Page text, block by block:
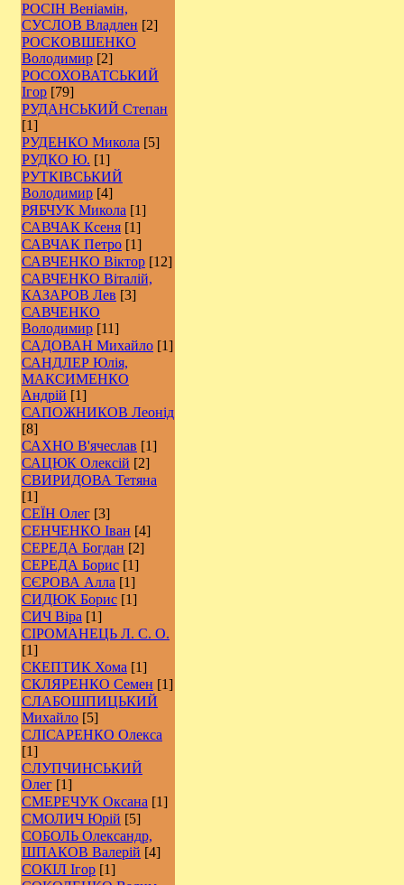
РОСІН Веніамін,
СУСЛОВ Владлен [2]
РОCКОВШЕНКО
Володимир [2]
РОСОХОВАТСЬКИЙ
Ігор [79]
РУДАНСЬКИЙ Степан
[1]
РУДЕНКО Микола [5]
РУДКО Ю. [1]
РУТКІВСЬКИЙ
Володимир [4]
РЯБЧУК Микола [1]
САВЧАК Ксеня [1]
САВЧАК Петро [1]
САВЧЕНКО Віктор [12]
САВЧЕНКО Віталій,
КАЗАРОВ Лев [3]
САВЧЕНКО
Володимир [11]
САДОВАН Михайло [1]
САНДЛЕР Юлія,
МАКСИМЕНКО
Андрій [1]
САПОЖНИКОВ Леонід
[8]
САХНО В'ячеслав [1]
САЦЮК Олексій [2]
СВИРИДОВА Тетяна
[1]
СЕЇН Олег [3]
СЕНЧЕНКО Іван [4]
СЕРЕДА Богдан [2]
СЕРЕДА Борис [1]
СЄРОВА Алла [1]
СИДЮК Борис [1]
СИЧ Віра [1]
СІРОМАНЕЦЬ Л. С. О.
[1]
СКЕПТИК Хома [1]
СКЛЯРЕНКО Семен [1]
СЛАБОШПИЦЬКИЙ
Михайло [5]
СЛІСАРЕНКО Олекса
[1]
СЛУПЧИНСЬКИЙ
Олег [1]
СМЕРЕЧУК Оксана [1]
СМОЛИЧ Юрій [5]
СОБОЛЬ Олександр,
ШПАКОВ Валерій [4]
СОКІЛ Ігор [1]